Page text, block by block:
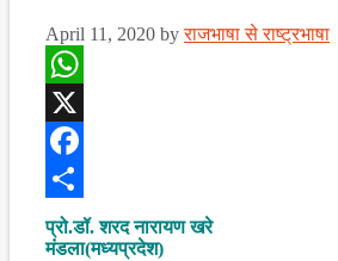
April 11, 2020 byराजभाषा से राष्ट्रभाषा
WhatsApp
X
Facebook
Share
प्रो.डॉ. शरद नारायण खरे
मंडला(मध्यप्रदेश)